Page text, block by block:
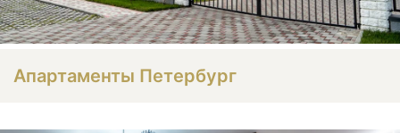
Апартаменты Петербург